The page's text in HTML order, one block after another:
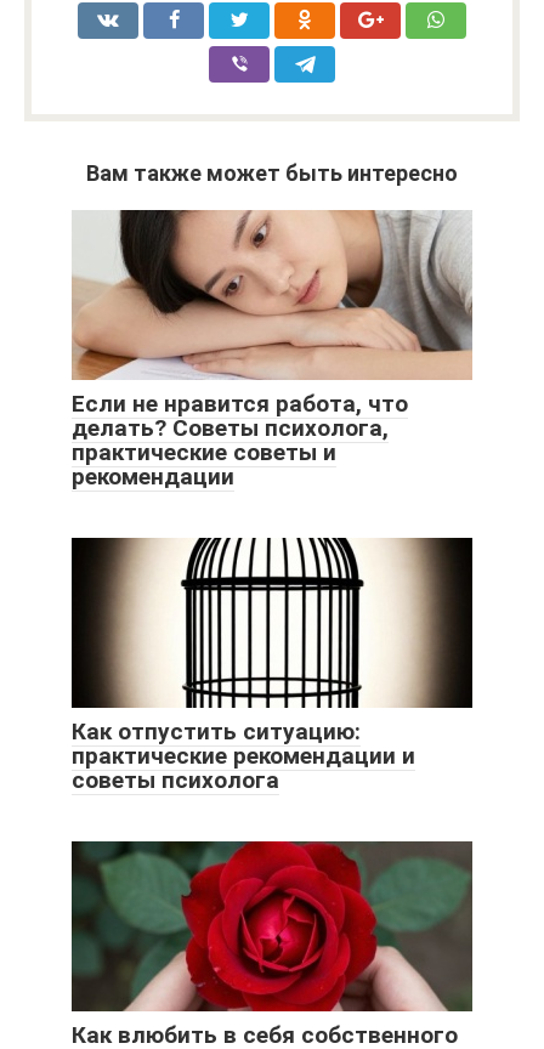
Вам также может быть интересно
Если не нравится работа, что
делать? Советы психолога,
практические советы и
рекомендации
Как отпустить ситуацию:
практические рекомендации и
советы психолога
Как влюбить в себя собственного